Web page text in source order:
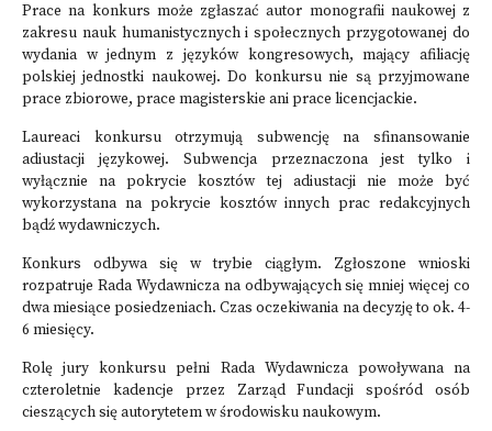
Prace na konkurs może zgłaszać autor monografii naukowej z
zakresu nauk humanistycznych i społecznych przygotowanej do
wydania w jednym z języków kongresowych, mający afiliację
polskiej jednostki naukowej. Do konkursu nie są przyjmowane
prace zbiorowe, prace magisterskie ani prace licencjackie.
Laureaci konkursu otrzymują subwencję na sfinansowanie
adiustacji językowej. Subwencja przeznaczona jest tylko i
wyłącznie na pokrycie kosztów tej adiustacji nie może być
wykorzystana na pokrycie kosztów innych prac redakcyjnych
bądź wydawniczych.
Konkurs odbywa się w trybie ciągłym. Zgłoszone wnioski
rozpatruje Rada Wydawnicza na odbywających się mniej więcej co
dwa miesiące posiedzeniach. Czas oczekiwania na decyzję to ok. 4-
6 miesięcy.
Rolę jury konkursu pełni Rada Wydawnicza powoływana na
czteroletnie kadencje przez Zarząd Fundacji spośród osób
cieszących się autorytetem w środowisku naukowym.